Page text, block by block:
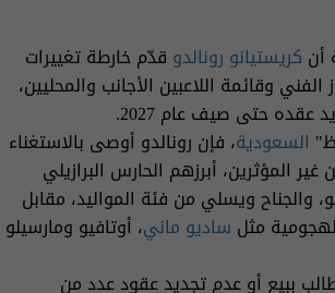
أن كريستيانو رونالدو قدّم خارطة تغييرات
وقائمة اللاعبين الأجانب والمحليين،
حتى صيف عام 2027.
السعودية، فإن رونالدو أوصى بالاستغناء
المؤثرين، أبرزهم الحارس البرازيلي
والجناح ويسلي من فئة المواليد، مقابل
مثل ساديو ماني، أوتافيو ومارسيلو
ببيع أو عدم تجديد عقود عدد من